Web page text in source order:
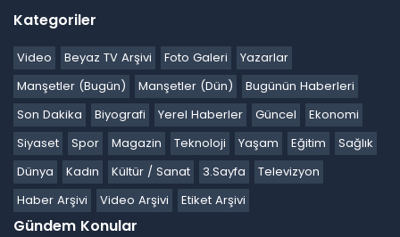
Kategoriler
Video Beyaz TV Arşivi Foto Galeri
Yazarlar
Manşetler (Bugün)
Manşetler (Dün)
Bugünün Haberleri
Son Dakika
Biyografi Yerel Haberler Güncel
Ekonomi
Siyaset
Spor Magazin Teknoloji Yaşam Eğitim
Sağlık
Dünya
Kadın Kültür / Sanat 3.Sayfa
Televizyon
Haber Arşivi
Video Arşivi Etiket Arşivi
Gündem Konular